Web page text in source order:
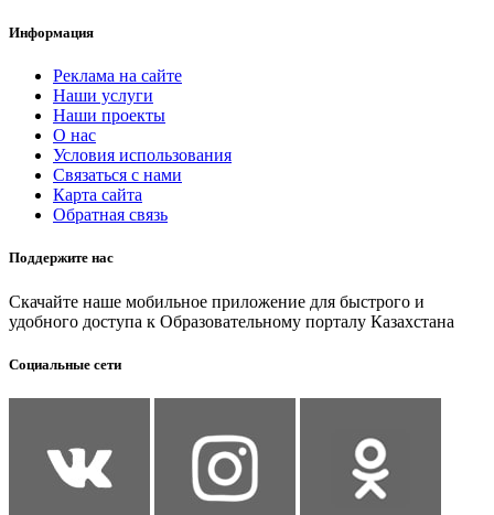
Информация
Реклама на сайте
Наши услуги
Наши проекты
О нас
Условия использования
Связаться с нами
Карта сайта
Обратная связь
Поддержите нас
Скачайте наше мобильное приложение для быстрого и
удобного доступа к Образовательному порталу Казахстана
Социальные сети